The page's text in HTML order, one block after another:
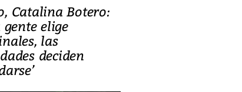
Catalina Botero:
gente elige
las
deciden